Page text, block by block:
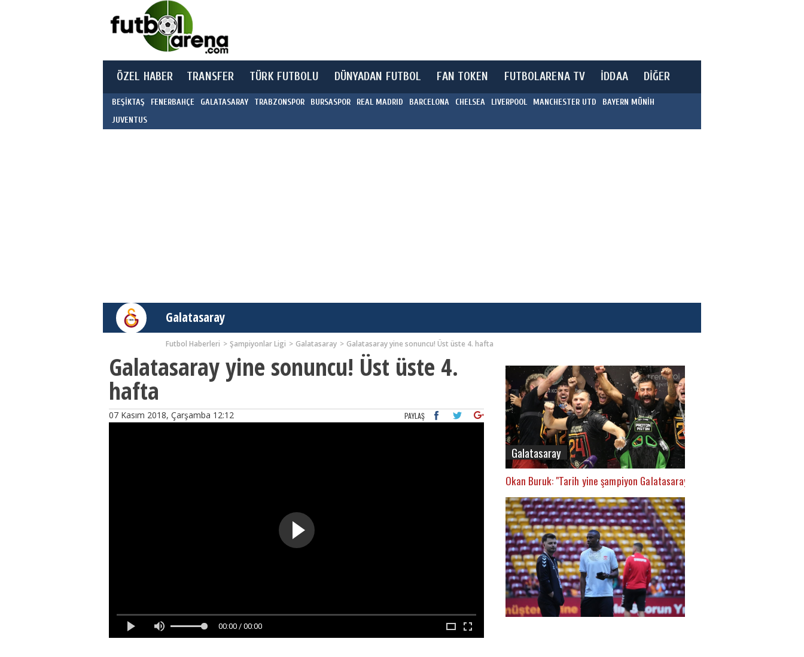
ÖZEL HABER TRANSFER TÜRK FUTBOLU DÜNYADAN FUTBOL FAN TOKEN FUTBOLARENA TV İDDAA DİĞER
BEŞİKTAŞ FENERBAHÇE GALATASARAY TRABZONSPOR BURSASPOR REAL MADRID BARCELONA CHELSEA LIVERPOOL MANCHESTER UTD
BAYERN MÜNİH
JUVENTUS
Galatasaray
Futbol Haberleri Şampiyonlar Ligi Galatasaray Galatasaray yine sonuncu! Üst üste 4. hafta
Galatasaray yine sonuncu! Üst üste 4.
hafta
07 Kasım 2018, Çarşamba 12:12 PAYLAŞ
00:00 / 00:00
Galatasaray
Okan Buruk: "Tarih yine şampiyon Galatasaray’ı yazacak"